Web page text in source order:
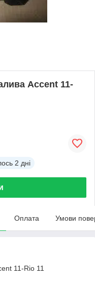
Accent 11-
2 дні
Оплата Умови
11-Rio 11